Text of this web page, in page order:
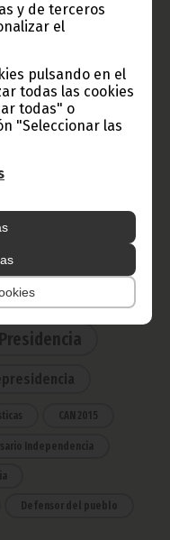
y de terceros
el
pulsando en el
todas las cookies
todas" o
"Seleccionar las
Ecuatorial
Presidencia
CAN 2015
Independencia
Defensor del pueblo